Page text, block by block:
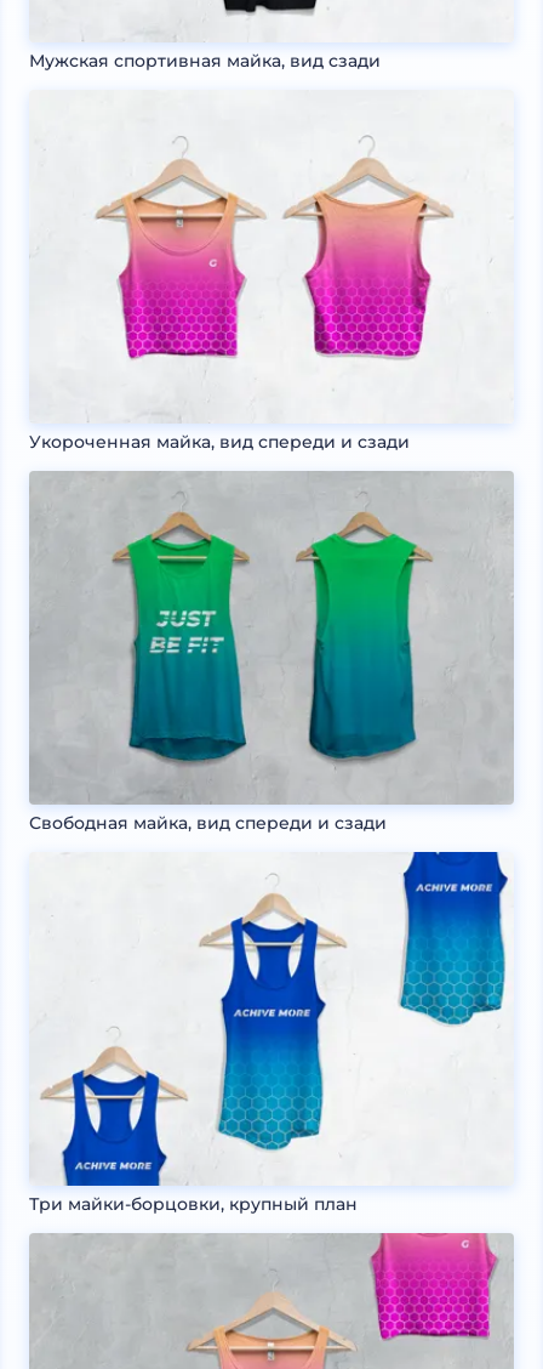
Мужская спортивная майка, вид сзади
Укороченная майка, вид спереди и сзади
Свободная майка, вид спереди и сзади
Три майки-борцовки, крупный план